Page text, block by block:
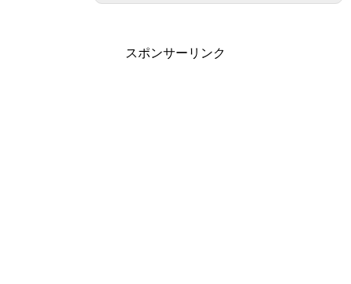
スポンサーリンク